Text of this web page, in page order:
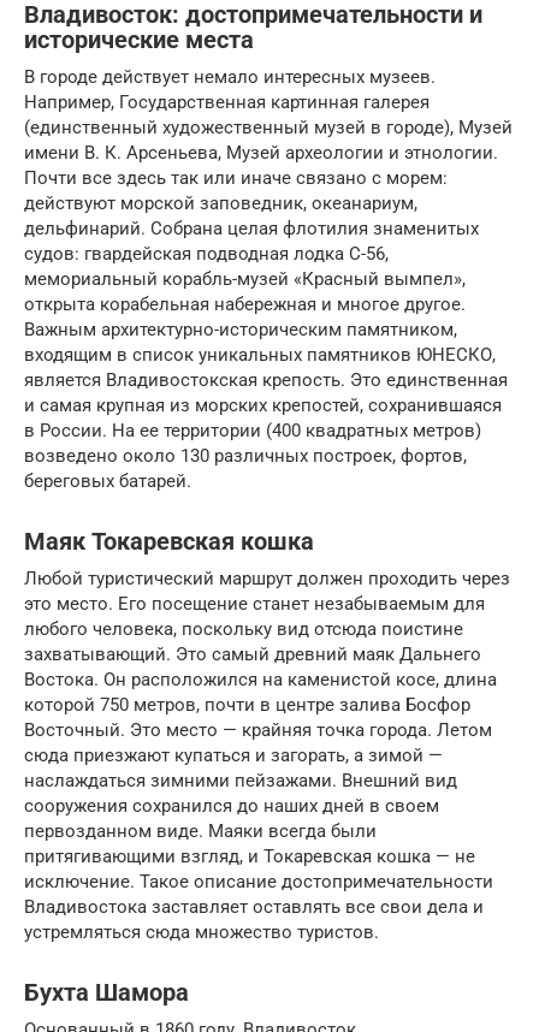
Владивосток: достопримечательности и
исторические места
В городе действует немало интересных музеев.
Например, Государственная картинная галерея
(единственный художественный музей в городе), Музей
имени В. К. Арсеньева, Музей археологии и этнологии.
Почти все здесь так или иначе связано с морем:
действуют морской заповедник, океанариум,
дельфинарий. Собрана целая флотилия знаменитых
судов: гвардейская подводная лодка С-56,
мемориальный корабль-музей «Красный вымпел»,
открыта корабельная набережная и многое другое.
Важным архитектурно-историческим памятником,
входящим в список уникальных памятников ЮНЕСКО,
является Владивостокская крепость. Это единственная
и самая крупная из морских крепостей, сохранившаяся
в России. На ее территории (400 квадратных метров)
возведено около 130 различных построек, фортов,
береговых батарей.
Маяк Токаревская кошка
Любой туристический маршрут должен проходить через
это место. Его посещение станет незабываемым для
любого человека, поскольку вид отсюда поистине
захватывающий. Это самый древний маяк Дальнего
Востока. Он расположился на каменистой косе, длина
которой 750 метров, почти в центре залива Босфор
Восточный. Это место — крайняя точка города. Летом
сюда приезжают купаться и загорать, а зимой —
наслаждаться зимними пейзажами. Внешний вид
сооружения сохранился до наших дней в своем
первозданном виде. Маяки всегда были
притягивающими взгляд, и Токаревская кошка — не
исключение. Такое описание достопримечательности
Владивостока заставляет оставлять все свои дела и
устремляться сюда множество туристов.
Бухта Шамора